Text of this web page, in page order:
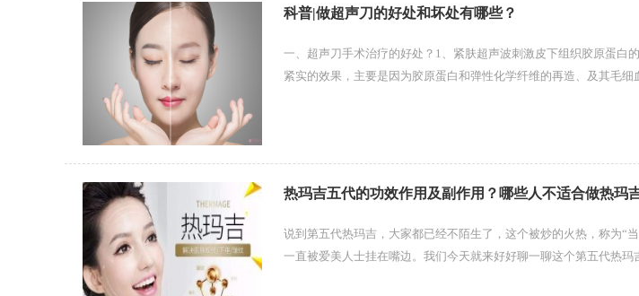
科普|做超声刀的好处和坏处有哪些？
一、超声刀手术治疗的好处？1、紧肤超声波刺激皮下组织胶原蛋白
紧实的效果，主要是因为胶原蛋白和弹性化学纤维的再造、及其毛
热玛吉五代的功效作用及副作用？哪些人不适合做热玛
说到第五代热玛吉，大家都已经不陌生了，这个被炒的火热，称为“
一直被爱美人士挂在嘴边。我们今天就来好好聊一聊这个第五代热